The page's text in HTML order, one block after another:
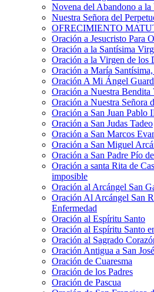
Novena del Abandono a
Nuestra Señora del
OFRECIMIENTO
Oración a Jesucristo Para
Oración a la Santísima
Oración a la Virgen de los
Oración a María
Oración A Mi Ángel
Oración a Nuestra
Oración a Nuestra Señora
Oración a San Juan Pablo
Oración a San Judas Tadeo
Oración a San Marcos
Oración a San Miguel
Oración a San Padre Pío
Oración a santa Rita de
imposible
Oración al Arcángel San
Oración Al Arcángel San
Enfermedad
Oración al Espíritu Santo
Oración al Espíritu Santo
Oración al Sagrado
Oración Antigua a San José
Oración de Cuaresma
Oración de los Padres
Oración de Pascua